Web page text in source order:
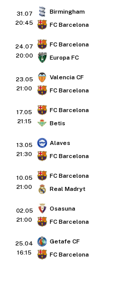
31.07
20:45
Birmingham
FC Barcelona
24.07
20:00
FC Barcelona
Europa FC
23.05
21:00
Valencia CF
FC Barcelona
17.05
21:15
FC Barcelona
Betis
13.05
21:30
Alaves
FC Barcelona
10.05
21:00
FC Barcelona
Real Madryt
02.05
21:00
Osasuna
FC Barcelona
25.04
16:15
Getafe CF
FC Barcelona